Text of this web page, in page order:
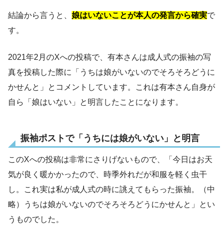
結論から言うと、 娘はいないことが本人の発言から確実で
す。
2021年2月のXへの投稿で、有本さんは成人式の振袖の写
真を投稿した際に「うちは娘がいないのでそろそろどうに
かせんと」とコメントしています。これは有本さん自身が
自ら「娘はいない」と明言したことになります。
振袖ポストで「うちには娘がいない」と明言
このXへの投稿は非常にさりげないもので、「今日はお天
気が良く暖かかったので、時季外れだが和服を軽く虫干
し。これ実は私が成人式の時に誂えてもらった振袖。（中
略）うちは娘がいないのでそろそろどうにかせんと」とい
うものでした。